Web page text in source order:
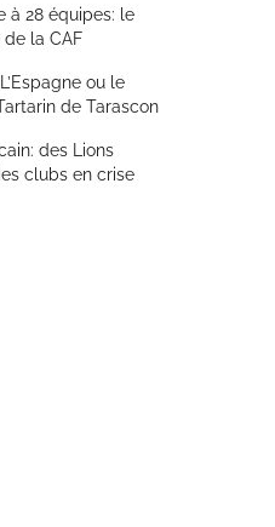
à 28 équipes: le
la CAF
ou le
de Tarascon
des Lions
clubs en crise